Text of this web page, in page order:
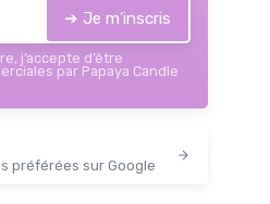
➔ Je m'inscris
j’accepte d’être
par Papaya Candle
préférées sur Google